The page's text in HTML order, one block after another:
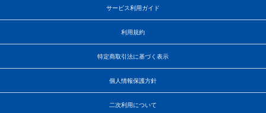
サービス利用ガイド
利用規約
特定商取引法に基づく表示
個人情報保護方針
二次利用について